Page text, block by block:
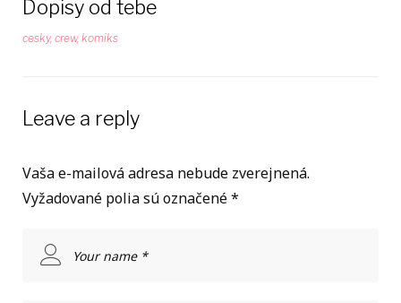
Dopisy od tebe
cesky, crew, komiks
Leave a reply
Vaša e-mailová adresa nebude zverejnená.
Vyžadované polia sú označené*